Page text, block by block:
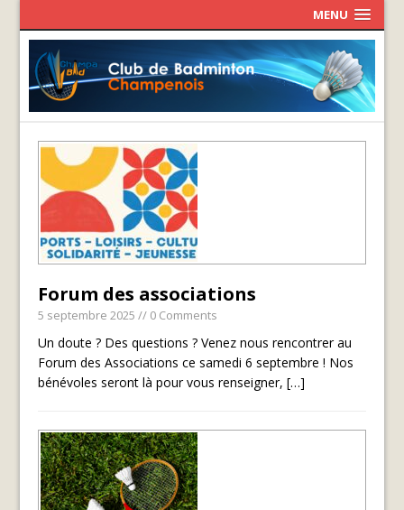
MENU
Forum des associations
5 septembre 2025 // 0 Comments
Un doute ? Des questions ? Venez nous rencontrer au
Forum des Associations ce samedi 6 septembre ! Nos
bénévoles seront là pour vous renseigner,[…]